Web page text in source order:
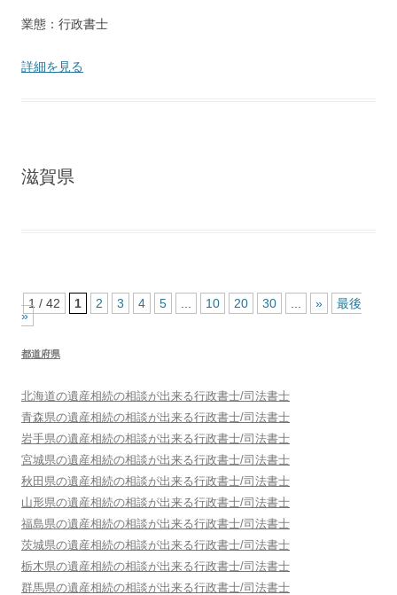
業態：行政書士
詳細を見る
滋賀県
1 / 42 1 2 3 4 5 10 20 30 »
最後
»
都道府県
北海道の遺産相続の相談が出来る行政書士/司法書士
青森県の遺産相続の相談が出来る行政書士/司法書士
岩手県の遺産相続の相談が出来る行政書士/司法書士
宮城県の遺産相続の相談が出来る行政書士/司法書士
秋田県の遺産相続の相談が出来る行政書士/司法書士
山形県の遺産相続の相談が出来る行政書士/司法書士
福島県の遺産相続の相談が出来る行政書士/司法書士
茨城県の遺産相続の相談が出来る行政書士/司法書士
栃木県の遺産相続の相談が出来る行政書士/司法書士
群馬県の遺産相続の相談が出来る行政書士/司法書士